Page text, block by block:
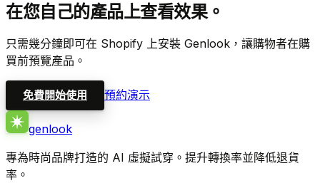
在您自己的產品上查看效果。
只需幾分鐘即可在 Shopify 上安裝 Genlook，讓購物者在購
買前預覽產品。
免費開始使用 預約演示
genlook
專為時尚品牌打造的 AI 虛擬試穿。提升轉換率並降低退貨
率。